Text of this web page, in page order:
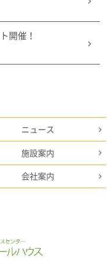
開催！
ニュース
施設案内
会社案内